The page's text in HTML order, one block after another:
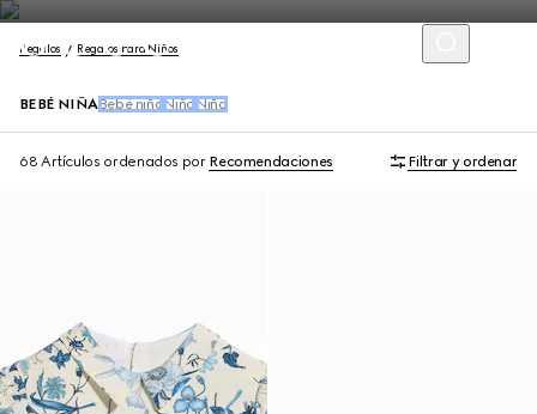
Regalos Regalos para Niños
BEBÉ NIÑABebé niño Niño Niña
68 Artículos ordenados por Recomendaciones Filtrar y ordenar